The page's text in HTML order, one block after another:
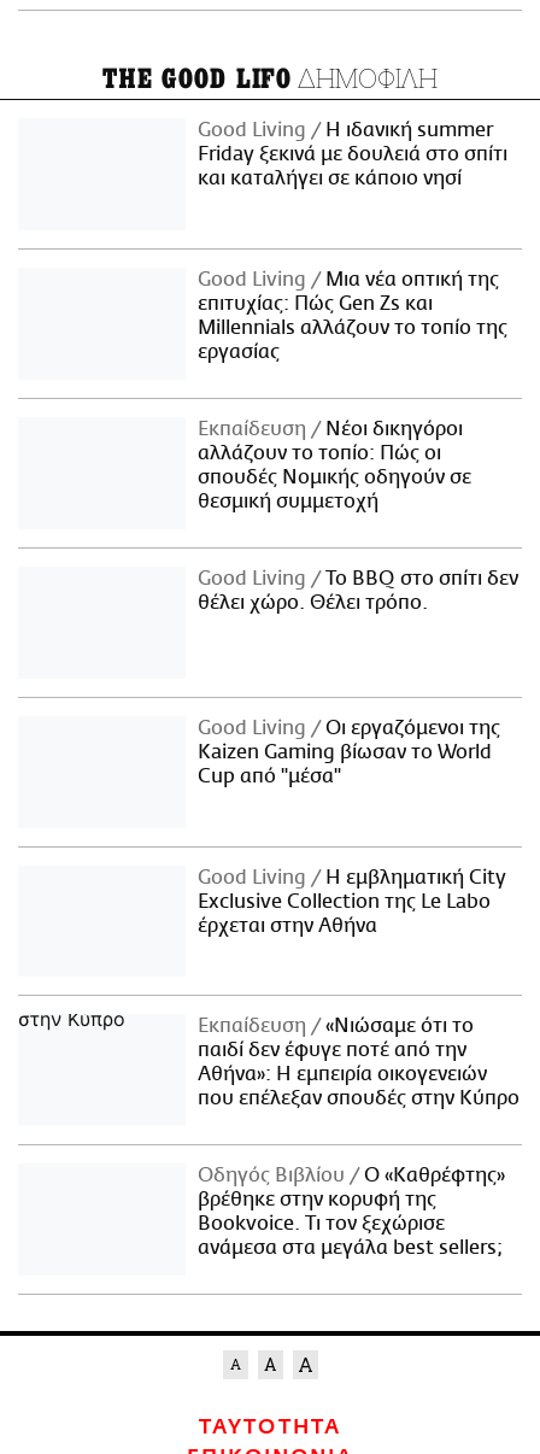
THE GOOD LIFO ΔΗΜΟΦΙΛΗ
Good Living
Η ιδανική summer
Friday ξεκινά με δουλειά στο σπίτι
και καταλήγει σε κάποιο νησί
Good Living
Μια νέα οπτική της
επιτυχίας: Πώς Gen Zs και
Millennials αλλάζουν το τοπίο της
εργασίας
Εκπαίδευση
Νέοι δικηγόροι
αλλάζουν το τοπίο: Πώς οι
σπουδές Νομικής οδηγούν σε
θεσμική συμμετοχή
Good Living
Το BBQ στο σπίτι δεν
θέλει χώρο. Θέλει τρόπο.
Good Living
Οι εργαζόμενοι της
Kaizen Gaming βίωσαν το World
Cup από "μέσα"
Good Living
Η εμβληματική City
Exclusive Collection της Le Labo
έρχεται στην Αθήνα
Εκπαίδευση
«Νιώσαμε ότι το
παιδί δεν έφυγε ποτέ από την
Αθήνα»: Η εμπειρία οικογενειών
που επέλεξαν σπουδές στην Κύπρο
Οδηγός Βιβλίου
Ο «Καθρέφτης»
βρέθηκε στην κορυφή της
Bookvoice. Τι τον ξεχώρισε
ανάμεσα στα μεγάλα best sellers;
ΤΑΥΤΟΤΗΤΑ